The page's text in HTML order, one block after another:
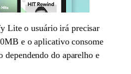
Lite o usuário irá precisar
e o aplicativo consome
dependendo do aparelho e